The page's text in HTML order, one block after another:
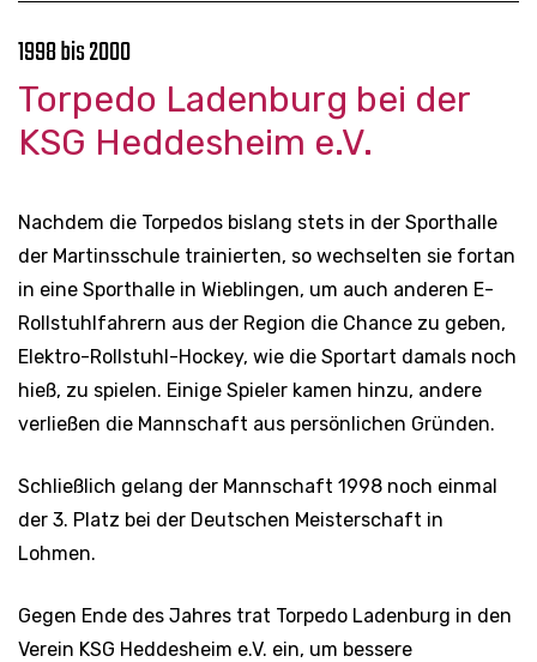
1998 bis 2000
Torpedo Ladenburg bei der
KSG Heddesheim e.V.
Nachdem die Torpedos bislang stets in der Sporthalle
der Martinsschule trainierten, so wechselten sie fortan
in eine Sporthalle in Wieblingen, um auch anderen E-
Rollstuhlfahrern aus der Region die Chance zu geben,
Elektro-Rollstuhl-Hockey, wie die Sportart damals noch
hieß, zu spielen. Einige Spieler kamen hinzu, andere
verließen die Mannschaft aus persönlichen Gründen.
Schließlich gelang der Mannschaft 1998 noch einmal
der 3. Platz bei der Deutschen Meisterschaft in
Lohmen.
Gegen Ende des Jahres trat Torpedo Ladenburg in den
Verein KSG Heddesheim e.V. ein, um bessere